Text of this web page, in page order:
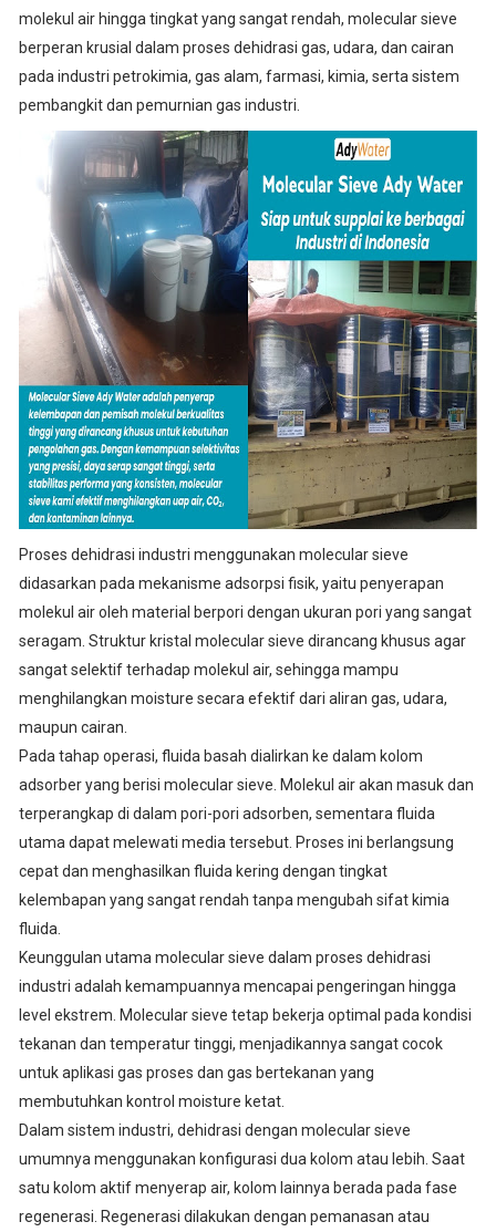
molekul air hingga tingkat yang sangat rendah, molecular sieve
berperan krusial dalam proses dehidrasi gas, udara, dan cairan
pada industri petrokimia, gas alam, farmasi, kimia, serta sistem
pembangkit dan pemurnian gas industri.
Proses dehidrasi industri menggunakan molecular sieve
didasarkan pada mekanisme adsorpsi fisik, yaitu penyerapan
molekul air oleh material berpori dengan ukuran pori yang sangat
seragam. Struktur kristal molecular sieve dirancang khusus agar
sangat selektif terhadap molekul air, sehingga mampu
menghilangkan moisture secara efektif dari aliran gas, udara,
maupun cairan.
Pada tahap operasi, fluida basah dialirkan ke dalam kolom
adsorber yang berisi molecular sieve. Molekul air akan masuk dan
terperangkap di dalam pori-pori adsorben, sementara fluida
utama dapat melewati media tersebut. Proses ini berlangsung
cepat dan menghasilkan fluida kering dengan tingkat
kelembapan yang sangat rendah tanpa mengubah sifat kimia
fluida.
Keunggulan utama molecular sieve dalam proses dehidrasi
industri adalah kemampuannya mencapai pengeringan hingga
level ekstrem. Molecular sieve tetap bekerja optimal pada kondisi
tekanan dan temperatur tinggi, menjadikannya sangat cocok
untuk aplikasi gas proses dan gas bertekanan yang
membutuhkan kontrol moisture ketat.
Dalam sistem industri, dehidrasi dengan molecular sieve
umumnya menggunakan konfigurasi dua kolom atau lebih. Saat
satu kolom aktif menyerap air, kolom lainnya berada pada fase
regenerasi. Regenerasi dilakukan dengan pemanasan atau